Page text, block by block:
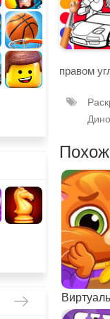
правом